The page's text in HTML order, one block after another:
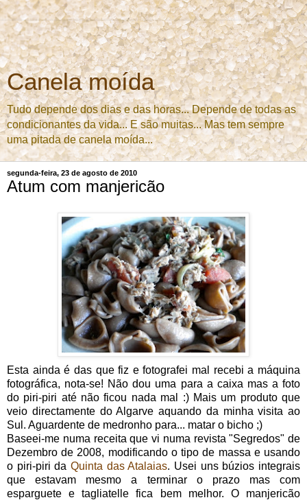
Canela moída
Tudo depende dos dias e das horas... Depende de todas as
condicionantes da vida... E são muitas... Mas tem sempre
uma pitada de canela moída...
segunda-feira, 23 de agosto de 2010
Atum com manjericão
Esta ainda é das que fiz e fotografei mal recebi a máquina
fotográfica, nota-se! Não dou uma para a caixa mas a foto
do piri-piri até não ficou nada mal :) Mais um produto que
veio directamente do Algarve aquando da minha visita ao
Sul. Aguardente de medronho para... matar o bicho ;)
Baseei-me numa receita que vi numa revista "Segredos" de
Dezembro de 2008, modificando o tipo de massa e usando
o piri-piri da Quinta das Atalaias. Usei uns búzios integrais
que estavam mesmo a terminar o prazo mas com
esparguete e tagliatelle fica bem melhor. O manjericão